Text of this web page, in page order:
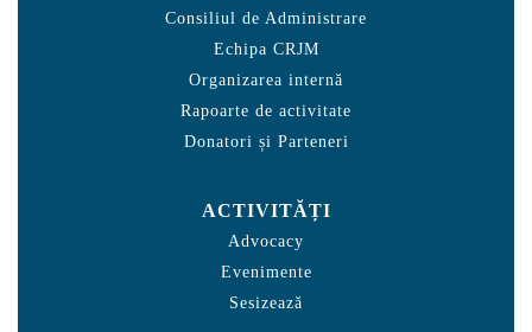
Consiliul de Administrare
Echipa CRJM
Organizarea internă
Rapoarte de activitate
Donatori și Parteneri
ACTIVITĂȚI
Advocacy
Evenimente
Sesizează